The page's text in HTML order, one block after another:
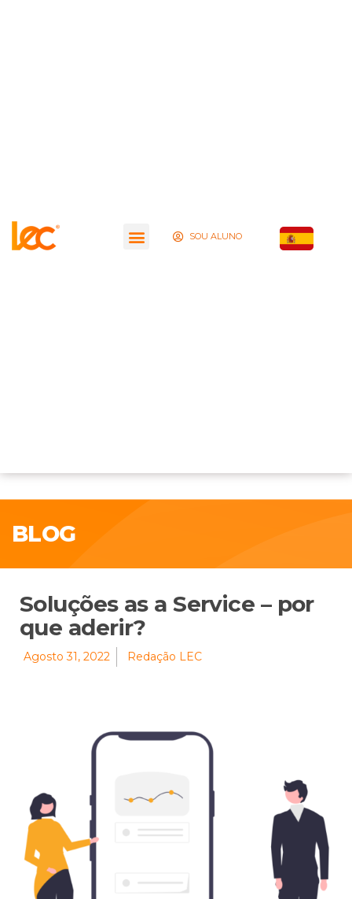
SOU ALUNO
BLOG
Soluções as a Service – por
que aderir?
Agosto 31, 2022 Redação LEC